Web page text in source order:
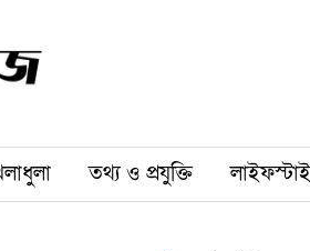
তথ্য ও প্রযুক্তি